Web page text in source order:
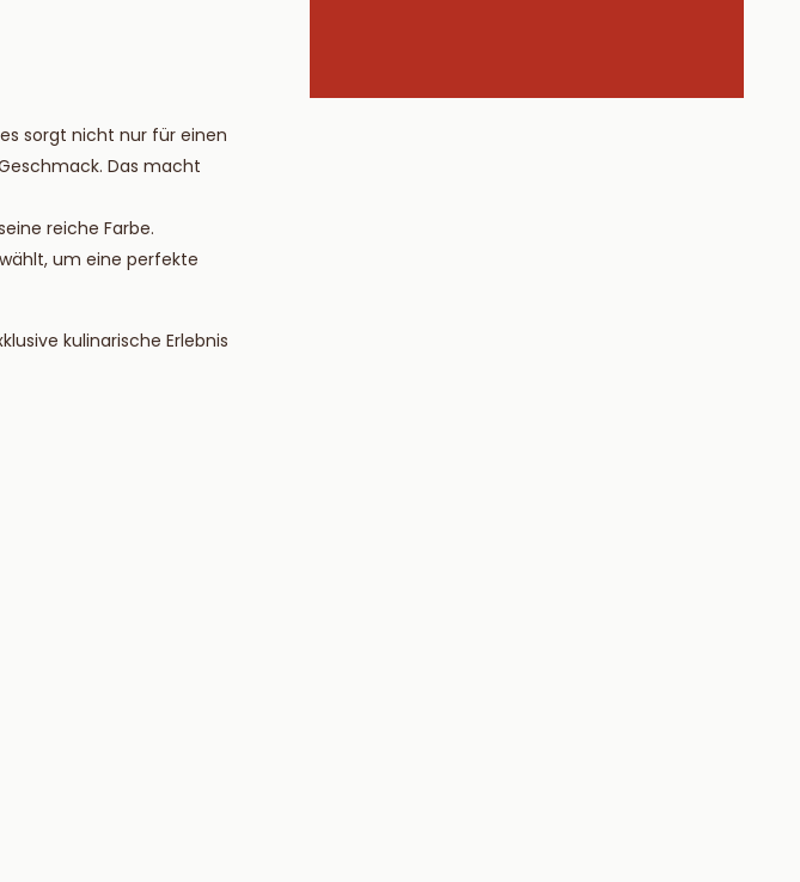
sorgt nicht nur für einen
Das macht
reiche Farbe.
um eine perfekte
kulinarische Erlebnis